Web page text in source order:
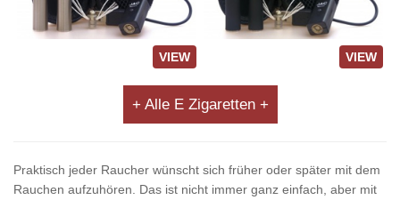
VIEW VIEW
+ Alle E Zigaretten +
Praktisch jeder Raucher wünscht sich früher oder später mit dem
Rauchen aufzuhören. Das ist nicht immer ganz einfach, aber mit